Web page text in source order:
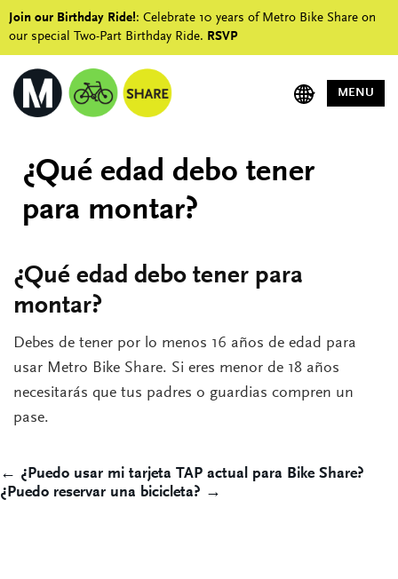
Join our Birthday Ride!: Celebrate 10 years of Metro Bike Share on
our special Two-Part Birthday Ride. RSVP
MENU
¿Qué edad debo tener
para montar?
¿Qué edad debo tener para
montar?
Debes de tener por lo menos 16 años de edad para
usar Metro Bike Share. Si eres menor de 18 años
necesitarás que tus padres o guardias compren un
pase.
Post
navigation
← ¿Puedo usar mi tarjeta TAP actual para Bike Share?
¿Puedo reservar una bicicleta? →